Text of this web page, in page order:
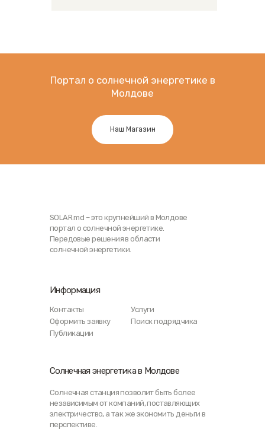
Портал о солнечной энергетике в
Молдове
Наш Магазин
SOLAR.md – это крупнейший в Молдове
портал о солнечной энергетике.
Передовые решения в области
солнечной энергетики.
Информация
Контакты
Услуги
Оформить заявку
Поиск подрядчика
Публикации
Солнечная энергетика в Молдове
Солнечная станция позволит быть более
независимым от компаний, поставляющих
электричество, а так же экономить деньги в
перспективе.